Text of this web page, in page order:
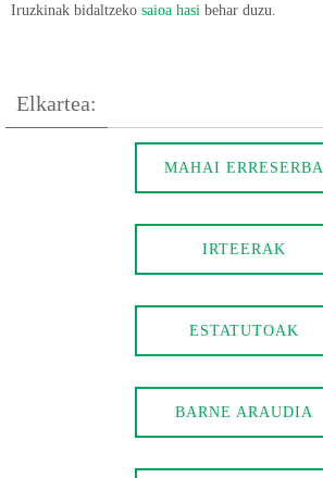
Iruzkinak bidaltzeko saioa hasi behar duzu.
Elkartea:
MAHAI ERRESERBA
IRTEERAK
ESTATUTOAK
BARNE ARAUDIA